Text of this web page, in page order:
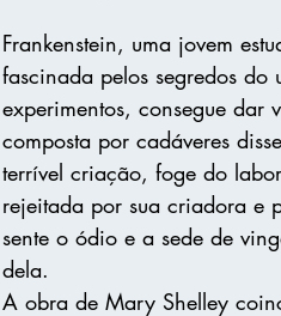
Frankenstein, uma jovem
fascinada pelos segredos do
experimentos, consegue dar
composta por cadáveres
terrível criação, foge do
rejeitada por sua criadora e
sente o ódio e a sede de
dela.
A obra de Mary Shelley